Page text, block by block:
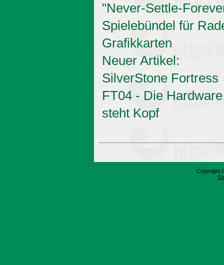
"Never-Settle-
Spielebündel für
Grafikkarten
Neuer Artikel:
SilverStone Fortress
FT04 - Die Hardware
steht Kopf
Copyright